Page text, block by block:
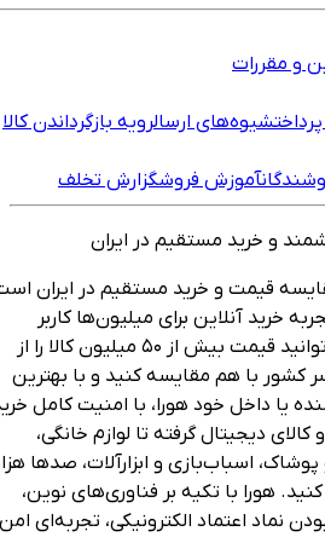
مقررات
شیوه‌های ارسالرویه بازگرداندن کالا
آموزش فروشگزارش تخلف
خرید مستقیم در ایران
قیمت و خرید مستقیم در ایران است
آنلاین برای میلیون‌ها کاربر
طراحی شده. در هورا می‌توانید قیمت بیش از ۵۰ میلیون کالا را از
با هم مقایسه کنید و با بهترین
داخل خود هورا، با امنیت کامل خرید
دیجیتال گرفته تا لوازم خانگی،
اسباب‌بازی و ابزارآلات، صدها هزار
با تکیه بر فناوری‌های نوین،
اعتماد الکترونیکی، تجربه‌ای امن،